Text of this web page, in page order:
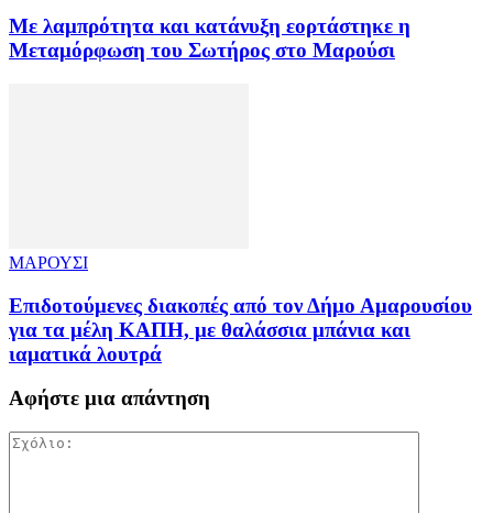
Με λαμπρότητα και κατάνυξη εορτάστηκε η
Μεταμόρφωση του Σωτήρος στο Μαρούσι
ΜΑΡΟΥΣΙ
Επιδοτούμενες διακοπές από τον Δήμο Αμαρουσίου
για τα μέλη ΚΑΠΗ, με θαλάσσια μπάνια και
ιαματικά λουτρά
Αφήστε μια απάντηση